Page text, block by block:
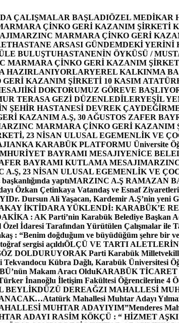
ÇALIŞMALAR BAŞLADIÖZEL MEDİKAR
ÇİNKO GERİ KAZANIM ŞİRKETİ
MARZINC MARMARA ÇİNKO GERİ
HASTANE ARSASI GÜNDEMDEKİ YERİNİ
BULUŞTUHASTANENİN ÖYKÜSÜ /
MARMARA ÇİNKO GERİ KAZANIM
HAZIRLANIYORLARYEREL KALKINMA
KAZANIM ŞİRKETİ 10 KASIM
İKİ DOKTORUMUZ GÖREVE
TERASA GEZİ DÜZENLEDİLERYEŞİL
ŞEHİR HASTANESİ DEVREK
KAZANIM A.Ş, 30 AĞUSTOS ZAFER
MARMARA ÇİNKO GERİ KAZANIM
23 NİSAN ULUSAL EGEMENLİK VE
ANKA KARABÜK PLATFORMU Üniversite
BAYRAMI MESAJIYENİCE
BAYRAMI KUTLAMA MESAJI
A.Ş, 23 NİSAN ULUSAL EGEMENLİK VE
yaptıMARZINC A.Ş RAMAZAN
Özkan Çetinkaya Vatandaş ve Esnaf
Dr. Dursun Ali Yaşacan, Kardemir A.Ş’nin yeni
İKTİDARA YÜKLENDİ: KARABÜK’E
: AK Parti’nin Karabük Belediye Başkan
İdaresi Tarafından Yürütülen Çalışmalar ile
: “Benim doğduğum ve büyüdüğüm şehre bir
sergisi açıldıÖLÇÜ VE TARTI
DOLDURUYORAK Parti Karabük
Tekvandocu Kübra Dağlı, Karabük Üniversitesi
Makam Aracı OlduKARABÜK TİCARET
İnanoğlu İletişim Fakültesi Öğrencilerine 4
BEYLİKDÜZÜ DEREAĞZI MAHALLESİ
Atatürk Mahallesi Muhtar Adayı
MUHTAR ADAYIYIM”Menderes
ADAYI RASİM KÖKÇÜ : “ HİZMET